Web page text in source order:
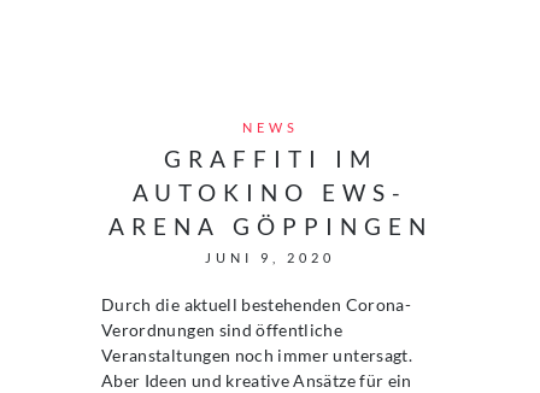
NEWS
GRAFFITI IM
AUTOKINO EWS-
ARENA GÖPPINGEN
JUNI 9, 2020
Durch die aktuell bestehenden Corona-
Verordnungen sind öffentliche
Veranstaltungen noch immer untersagt.
Aber Ideen und kreative Ansätze für ein